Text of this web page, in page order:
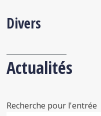
Divers
Actualités
Recherche pour l'entrée